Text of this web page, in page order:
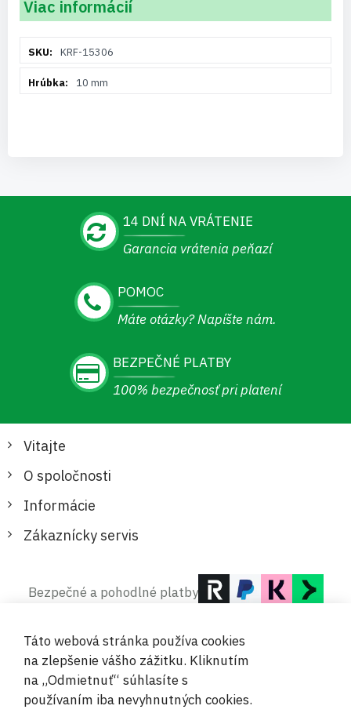
Viac informácií
informáciíKRF-15306
10 mm
14 DNÍ NA VRÁTENIE
Garancia vrátenia peňazí
POMOC
Máte otázky? Napíšte nám.
BEZPEČNÉ PLATBY
100% bezpečnosť pri platení
Vitajte
O spoločnosti
Informácie
Zákaznícky servis
Bezpečné a pohodlné platby
© 2019-2026 Megamix s.r.o.
Táto webová stránka používa cookies
na zlepšenie vášho zážitku. Kliknutím
na „Odmietnuť“ súhlasíte s
používaním iba nevyhnutných cookies.